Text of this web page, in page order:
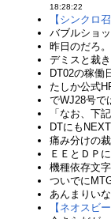
18:28:22
【シンクロ召
バブルショ
昨日のだろ
デミスと裁
DT02の稼働
たしか公式
でWJ28号で
「なお、下
DTにも
痛み分けの
ＥＥとＤＰ
機種依存文
ついでに
あんまりい
【ネオスビー